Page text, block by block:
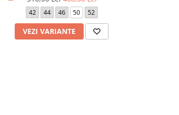
42 44 46 50 52
VEZI VARIANTE